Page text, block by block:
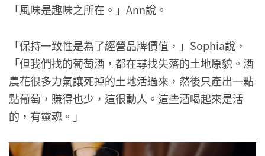
「風味是趣味之所在。」Ann說。
「保持一致性是為了經營品牌價值，」Sophia說，
「但我們找的葡萄酒，都在尋找失落的土地原貌。酒
農花很多力氣讓死掉的土地活過來，然後只產出一點
點葡萄，賺得也少，這很動人。這些酒喝起來是活
的，有靈魂。」